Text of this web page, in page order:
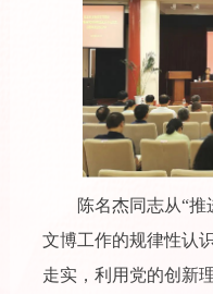
陈名杰同志从“推
文博工作的规律性认
走实，利用党的创新